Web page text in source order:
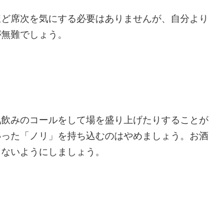
席次を気にする必要はありませんが、自分より
難でしょう。
みのコールをして場を盛り上げたりすることが
た「ノリ」を持ち込むのはやめましょう。お酒
いようにしましょう。